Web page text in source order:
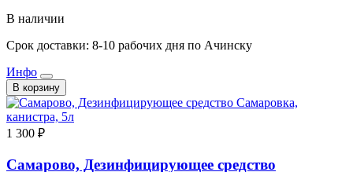
В наличии
Срок доставки: 8-10 рабочих дня по Ачинску
Инфо
В корзину
1 300 ₽
Самарово, Дезинфицирующее средство